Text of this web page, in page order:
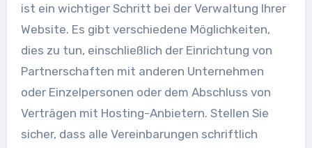
ist ein wichtiger Schritt bei der Verwaltung Ihrer
Website. Es gibt verschiedene Möglichkeiten,
dies zu tun, einschließlich der Einrichtung von
Partnerschaften mit anderen Unternehmen
oder Einzelpersonen oder dem Abschluss von
Verträgen mit Hosting-Anbietern. Stellen Sie
sicher, dass alle Vereinbarungen schriftlich